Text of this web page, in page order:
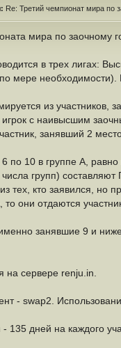
Re: Третий чемпионат мира по
мира по заочному
в трех лигах:
мере необходимости).
из участников,
с наивысшим
занявший 2
по 10 в группе A,
числа групп)
тех, кто заявился, но
то они отдаются
занявшие 9 и
на сервере renju.in.
- swap2.
135 дней на каждого